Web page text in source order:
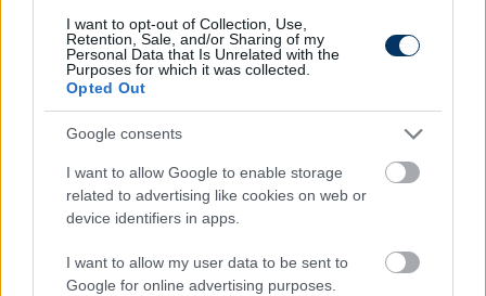
I want to opt-out of Collection, Use,
Retention, Sale, and/or Sharing of my
Personal Data that Is Unrelated with the
Purposes for which it was collected.
Opted Out
Google consents
I want to allow Google to enable storage
related to advertising like cookies on web or
device identifiers in apps.
I want to allow my user data to be sent to
Google for online advertising purposes.
Olvastad már?